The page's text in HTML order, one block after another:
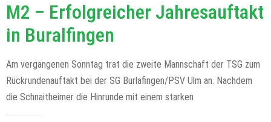
M2 – Erfolgreicher Jahresauftakt
in Buralfingen
Am vergangenen Sonntag trat die zweite Mannschaft der TSG zum
Rückrundenauftakt bei der SG Burlafingen/PSV Ulm an. Nachdem
die Schnaitheimer die Hinrunde mit einem starken